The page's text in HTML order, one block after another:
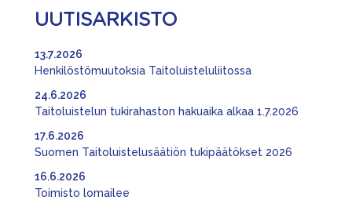
UUTISARKISTO
Henkilöstömuutoksia Taitoluisteluliitossa
13.7.2026
Taitoluistelun tukirahaston hakuaika alkaa 1.7.2026
24.6.2026
Suomen Taitoluistelusäätiön tukipäätökset 2026
17.6.2026
Toimisto lomailee
16.6.2026